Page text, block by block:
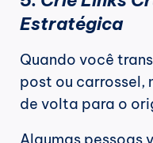
Estratégica
Quando você
post ou carrossel,
de volta para o
Algumas pessoas